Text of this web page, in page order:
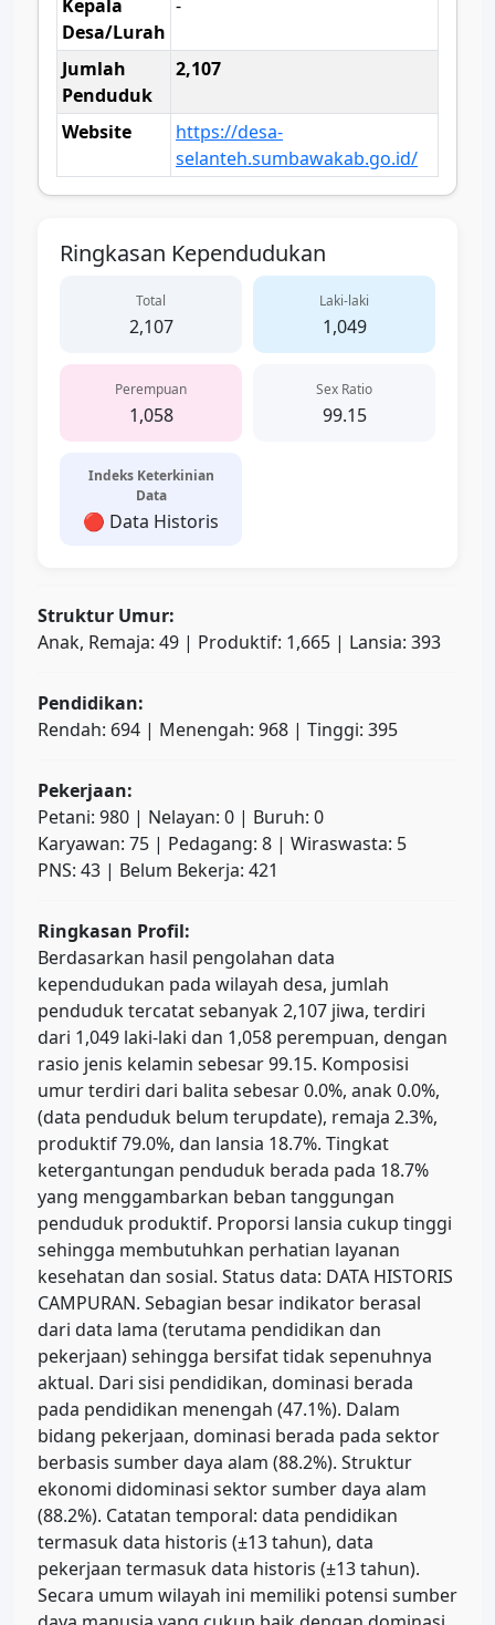
Kepala
Desa/Lurah
-
Jumlah
Penduduk
2,107
Website
https://desa-
selanteh.sumbawakab.go.id/
Ringkasan Kependudukan
Total
2,107
Laki-laki
1,049
Perempuan
1,058
Sex Ratio
99.15
Indeks Keterkinian
Data
🔴 Data Historis
Struktur Umur:
Anak, Remaja: 49 | Produktif: 1,665 | Lansia: 393
Pendidikan:
Rendah: 694 | Menengah: 968 | Tinggi: 395
Pekerjaan:
Petani: 980 | Nelayan: 0 | Buruh: 0
Karyawan: 75 | Pedagang: 8 | Wiraswasta: 5
PNS: 43 | Belum Bekerja: 421
Ringkasan Profil:
Berdasarkan hasil pengolahan data
kependudukan pada wilayah desa, jumlah
penduduk tercatat sebanyak 2,107 jiwa, terdiri
dari 1,049 laki-laki dan 1,058 perempuan, dengan
rasio jenis kelamin sebesar 99.15. Komposisi
umur terdiri dari balita sebesar 0.0%, anak 0.0%,
(data penduduk belum terupdate), remaja 2.3%,
produktif 79.0%, dan lansia 18.7%. Tingkat
ketergantungan penduduk berada pada 18.7%
yang menggambarkan beban tanggungan
penduduk produktif. Proporsi lansia cukup tinggi
sehingga membutuhkan perhatian layanan
kesehatan dan sosial. Status data: DATA HISTORIS
CAMPURAN. Sebagian besar indikator berasal
dari data lama (terutama pendidikan dan
pekerjaan) sehingga bersifat tidak sepenuhnya
aktual. Dari sisi pendidikan, dominasi berada
pada pendidikan menengah (47.1%). Dalam
bidang pekerjaan, dominasi berada pada sektor
berbasis sumber daya alam (88.2%). Struktur
ekonomi didominasi sektor sumber daya alam
(88.2%). Catatan temporal: data pendidikan
termasuk data historis (±13 tahun), data
pekerjaan termasuk data historis (±13 tahun).
Secara umum wilayah ini memiliki potensi sumber